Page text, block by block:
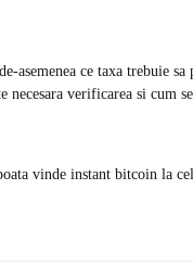
asemenea ce taxa trebuie
verificarea si cum
vinde instant bitcoin la